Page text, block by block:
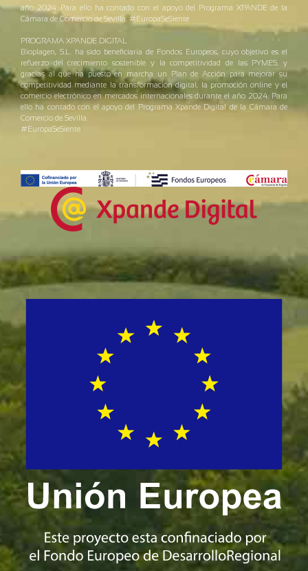
año 2024. Para ello ha contado con el apoyo del Programa XPANDE de la
Cámara de Comercio de Sevilla. #EuropaSeSiente
PROGRAMA XPANDE DIGITAL
Bioplagen, S.L. ha sido beneficiaria de Fondos Europeos, cuyo objetivo es el
refuerzo del crecimiento sostenible y la competitividad de las PYMES, y
gracias al que ha puesto en marcha un Plan de Acción para mejorar su
competitividad mediante la transformación digital, la promoción online y el
comercio electrónico en mercados internacionales durante el año 2024. Para
ello ha contado con el apoyo del Programa Xpande Digital de la Cámara de
Comercio de Sevilla.
#EuropaSeSiente